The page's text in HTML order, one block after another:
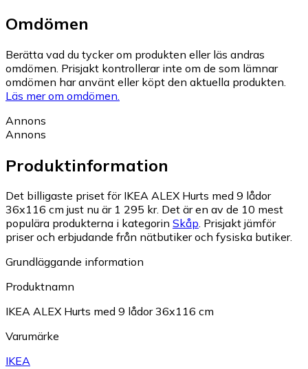
Omdömen
Berätta vad du tycker om produkten eller läs andras
omdömen. Prisjakt kontrollerar inte om de som lämnar
omdömen har använt eller köpt den aktuella produkten.
Läs mer om omdömen.
Annons
Annons
Produktinformation
Det billigaste priset för IKEA ALEX Hurts med 9 lådor
36x116 cm just nu är 1 295 kr. Det är en av de 10 mest
populära produkterna i kategorin Skåp. Prisjakt jämför
priser och erbjudande från nätbutiker och fysiska butiker.
Grundläggande information
Produktnamn
IKEA ALEX Hurts med 9 lådor 36x116 cm
Varumärke
IKEA